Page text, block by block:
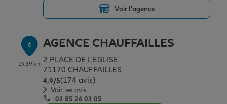
Voir l'agence
6
19.39 km
AGENCE CHAUFFAILLES
2 PLACE DE L'EGLISE
71170 CHAUFFAILLES
4,9/5Note de 4.9 sur 5
(174 avis)
Voir les avis
03 85 26 03 05